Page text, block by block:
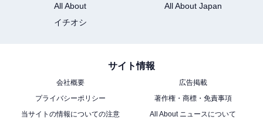
All About
All About Japan
イチオシ
サイト情報
会社概要
広告掲載
プライバシーポリシー
著作権・商標・免責事項
当サイトの情報についての注意
All About ニュースについて